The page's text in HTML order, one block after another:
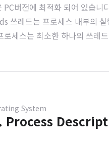
PC버전에 최적화 되어 있
쓰레드는 프로세스 내부의
로세스는 최소한 하나의 쓰
System
Process